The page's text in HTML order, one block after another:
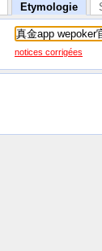
Etymologie
notices corrigées